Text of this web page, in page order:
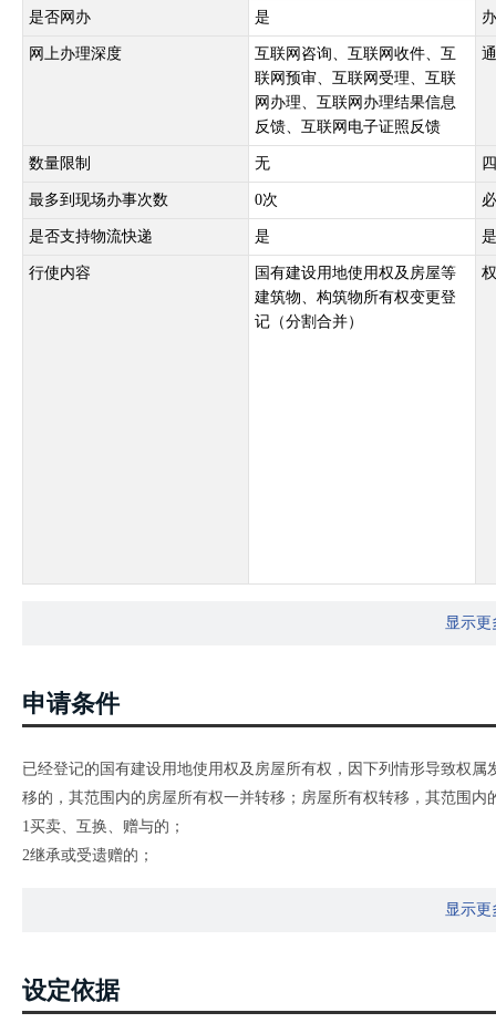
是否网办 是
网上办理深度
互联网咨询、互联网收件、互
联网预审、互联网受理、互联
网办理、互联网办理结果信息
反馈、互联网电子证照反馈
数量限制 无
最多到现场办事次数 0次
是否支持物流快递 是
行使内容
国有建设用地使用权及房屋等
建筑物、构筑物所有权变更登
记（分割合并）
显示更
申请条件
已经登记的国有建设用地使用权及房屋所有权，因下列情形导致权
移的，其范围内的房屋所有权一并转移；房屋所有权转移，其范围内
1买卖、互换、赠与的；
2继承或受遗赠的；
7因人民法院、仲裁委员会的生效法律文书等导致国有建设用地使用
显示更
设定依据